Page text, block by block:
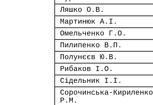
Ляшко О.В.
Мартинюк А.І.
Омельченко Г.О.
Пилипенко В.П.
Полунєєв Ю.В.
Рибаков І.О.
Сідельник І.І.
Сорочинська-Кириленко
Р.М.